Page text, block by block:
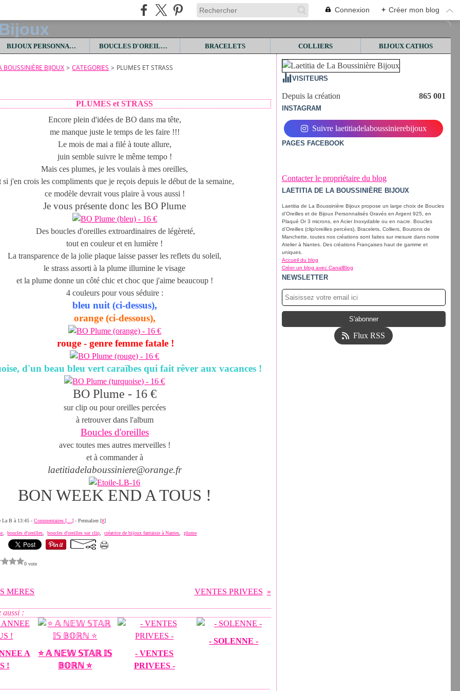
Connexion + Créer mon blog
BIJOUX PERSONNALISES BOUCLES D'OREILLES BRACELETS COLLIERS BIJOUX CATHOS
BOUSSINIÈRE BIJOUX > CATEGORIES > PLUMES ET STRASS
PLUMES et STRASS
Encore plein d'idées de BO dans ma tête,
me manque juste le temps de les faire !!!
Le mois de mai a filé à toute allure,
juin semble suivre le même tempo !
Mais ces plumes, je les voulais à mes oreilles,
si j'en crois les compliments que je reçois depuis le début de la semaine,
ce modèle devrait vous plaire à vous aussi !
Je vous présente donc les BO Plume
Des boucles d'oreilles extroardinaires de légèreté,
tout en couleur et en lumière !
La transparence de la jolie plaque laisse passer les reflets du soleil,
le strass assorti à la plume illumine le visage
et la plume donne un côté chic et choc que j'aime beaucoup !
4 couleurs pour vous séduire :
bleu nuit (ci-dessus),
orange (ci-dessous),
rouge - genre femme fatale !
d'un beau bleu vert caraïbes qui fait rêver aux vacances !
BO Plume - 16 €
sur clip ou pour oreilles percées
à retrouver dans l'album
Boucles d'oreilles
avec toutes mes autres merveilles !
et à commander à
laetitiadelaboussiniere@orange.fr
BON WEEK END A TOUS !
La B à 13:45 -Commentaires [ …] - Permalien [#]
,boucles d'oreilles ,boucles d'oreilles sur clip ,créatrice de bijoux fantaisie à Nantes ,plume
0 vote
MERES VENTES PRIVEES
aussi :
A
!
⭐️ 𝔸 ℕ𝔼𝕎 𝕊𝕋𝔸ℝ 𝕀𝕊
𝔹𝕆ℝℕ ⭐️
- VENTES
PRIVEES -
- SOLENNE -
VISITEURS
Depuis la création 865 001
INSTAGRAM
Suivre laetitiadelaboussinierebijoux
PAGES FACEBOOK
Contacter le propriétaire du blog
LAETITIA DE LA BOUSSINIÈRE BIJOUX
Laetitia de La Boussinière Bijoux propose un large choix de Boucles
d'Oreilles et de Bijoux Personnalisés Gravés en Argent 925, en
Plaqué Or 3 microns, en Acier Inoxydable ou en nacre. Boucles
d'Oreilles (clip/oreilles percées), Bracelets, Colliers, Boutons de
Manchette, toutes nos créations sont faites sur mesure dans notre
Atelier à Nantes. Des créations Françaises haut de gamme et
uniques.
Accueil du blog
Créer un blog avec CanalBlog
NEWSLETTER
Flux RSS